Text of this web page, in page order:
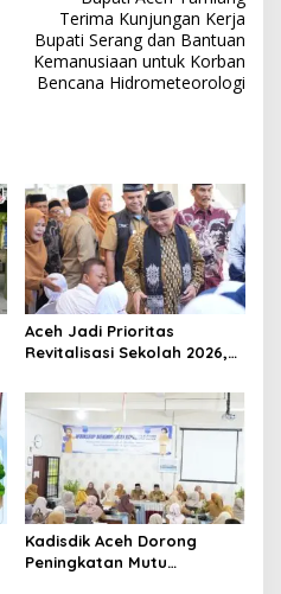
Terima Kunjungan Kerja
Bupati Serang dan Bantuan
Kemanusiaan untuk Korban
Bencana Hidrometeorologi
Aceh Jadi Prioritas
Revitalisasi Sekolah 2026,
Komitmen Pendidikan
Bermutu
Kadisdik Aceh Dorong
Peningkatan Mutu